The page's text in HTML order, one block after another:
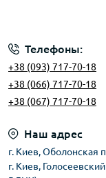
Телефоны:
+38 (093) 717-70-18
+38 (066) 717-70-18
+38 (067) 717-70-18
Наш адрес
г. Киев, Оболонская
г. Киев,